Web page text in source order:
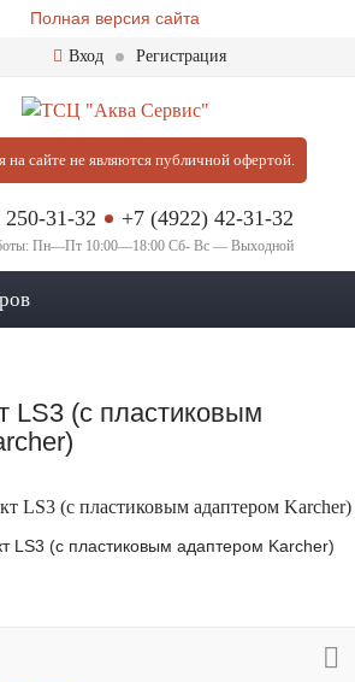
Полная версия сайта
Вход Регистрация
сайте не являются публичной офертой.
31-32 +7 (4922) 42-31-32
Пн—Пт 10:00—18:00 Сб- Вс — Выходной
LS3 (с пластиковым
LS3 (с пластиковым адаптером Karcher)